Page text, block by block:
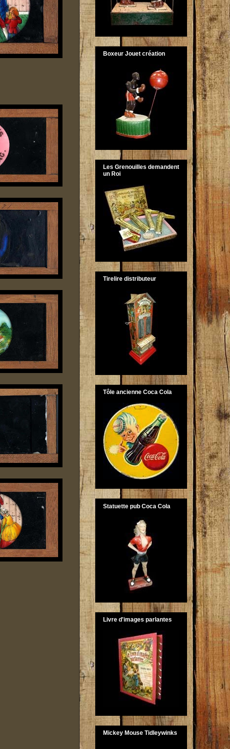
Boxeur Jouet création
Les Grenouilles demandent
un Roi
Tirelire distributeur
Tôle ancienne Coca Cola
Statuette pub Coca Cola
Livre d'images parlantes
Mickey Mouse Tidleywinks